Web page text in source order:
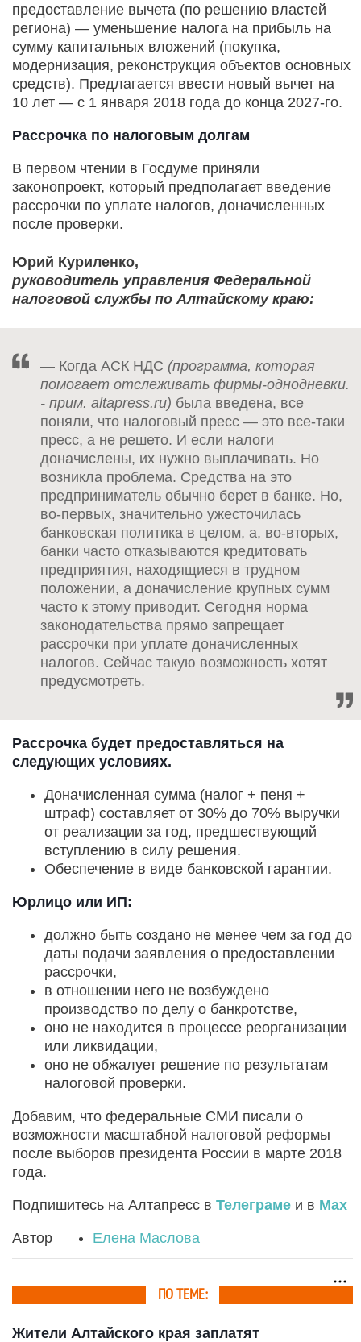
предоставление вычета (по решению властей
региона) — уменьшение налога на прибыль на
сумму капитальных вложений (покупка,
модернизация, реконструкция объектов основных
средств). Предлагается ввести новый вычет на
10 лет — с 1 января 2018 года до конца 2027-го.
Рассрочка по налоговым долгам
В первом чтении в Госдуме приняли
законопроект, который предполагает введение
рассрочки по уплате налогов, доначисленных
после проверки.
Юрий Куриленко,
руководитель управления Федеральной
налоговой службы по Алтайскому краю:
— Когда АСК НДС (программа, которая
помогает отслеживать фирмы-однодневки.
- прим. altapress.ru) была введена, все
поняли, что налоговый пресс — это все-таки
пресс, а не решето. И если налоги
доначислены, их нужно выплачивать. Но
возникла проблема. Средства на это
предприниматель обычно берет в банке. Но,
во-первых, значительно ужесточилась
банковская политика в целом, а, во-вторых,
банки часто отказываются кредитовать
предприятия, находящиеся в трудном
положении, а доначисление крупных сумм
часто к этому приводит. Сегодня норма
законодательства прямо запрещает
рассрочки при уплате доначисленных
налогов. Сейчас такую возможность хотят
предусмотреть.
Рассрочка будет предоставляться на
следующих условиях.
Доначисленная сумма (налог + пеня +
штраф) составляет от 30% до 70% выручки
от реализации за год, предшествующий
вступлению в силу решения.
Обеспечение в виде банковской гарантии.
Юрлицо или ИП:
должно быть создано не менее чем за год до
даты подачи заявления о предоставлении
рассрочки,
в отношении него не возбуждено
производство по делу о банкротстве,
оно не находится в процессе реорганизации
или ликвидации,
оно не обжалует решение по результатам
налоговой проверки.
Добавим, что федеральные СМИ писали о
возможности масштабной налоговой реформы
после выборов президента России в марте 2018
года.
Подпишитесь на Алтапресс в Телеграме и в Max
Автор Елена Маслова
ПО ТЕМЕ:
Жители Алтайского края заплатят